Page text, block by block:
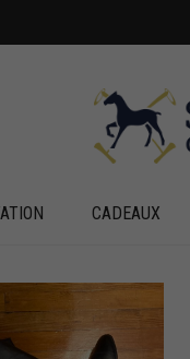
CADEAUX